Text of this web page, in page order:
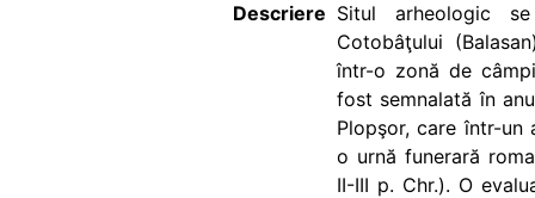
Descriere Situl arheologic
Cotobâţului
într-o zonă de
fost semnalată în
Plopşor, care într-un
o urnă funerară
II-III p. Chr.). O